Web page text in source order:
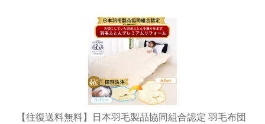
【往復送料無料】日本羽毛製品協同組合認定 羽毛布団